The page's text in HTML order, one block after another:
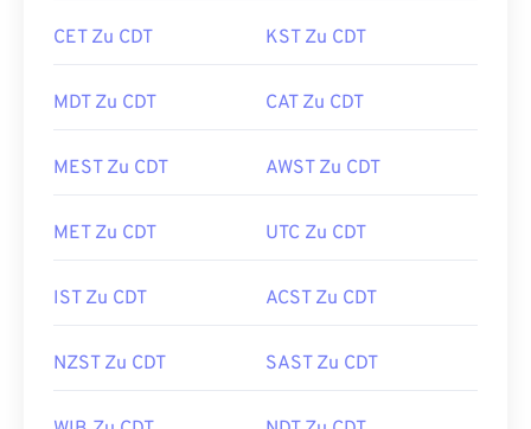
CET Zu CDT KST Zu CDT
MDT Zu CDT CAT Zu CDT
MEST Zu CDT AWST Zu CDT
MET Zu CDT UTC Zu CDT
IST Zu CDT ACST Zu CDT
NZST Zu CDT SAST Zu CDT